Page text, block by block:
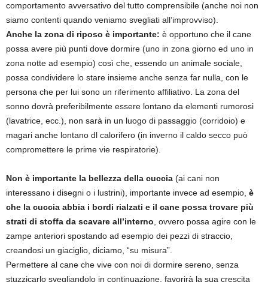
comportamento avversativo del tutto comprensibile (anche noi non
siamo contenti quando veniamo svegliati all’improvviso).
Anche la zona di riposo è importante: è opportuno che il cane
possa avere più punti dove dormire (uno in zona giorno ed uno in
zona notte ad esempio) così che, essendo un animale sociale,
possa condividere lo stare insieme anche senza far nulla, con le
persona che per lui sono un riferimento affiliativo. La zona del
sonno dovrà preferibilmente essere lontano da elementi rumorosi
(lavatrice, ecc.), non sarà in un luogo di passaggio (corridoio) e
magari anche lontano dl calorifero (in inverno il caldo secco può
compromettere le prime vie respiratorie).
Non è importante la bellezza della cuccia (ai cani non
interessano i disegni o i lustrini), importante invece ad esempio, è
che la cuccia abbia i bordi rialzati e il cane possa trovare più
strati di stoffa da scavare all’interno, ovvero possa agire con le
zampe anteriori spostando ad esempio dei pezzi di straccio,
creandosi un giaciglio, diciamo, “su misura”.
Permettere al cane che vive con noi di dormire sereno, senza
stuzzicarlo svegliandolo in continuazione, favorirà la sua crescita